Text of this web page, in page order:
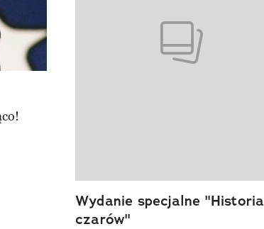
Wydanie specjalne "Historia
czarów"